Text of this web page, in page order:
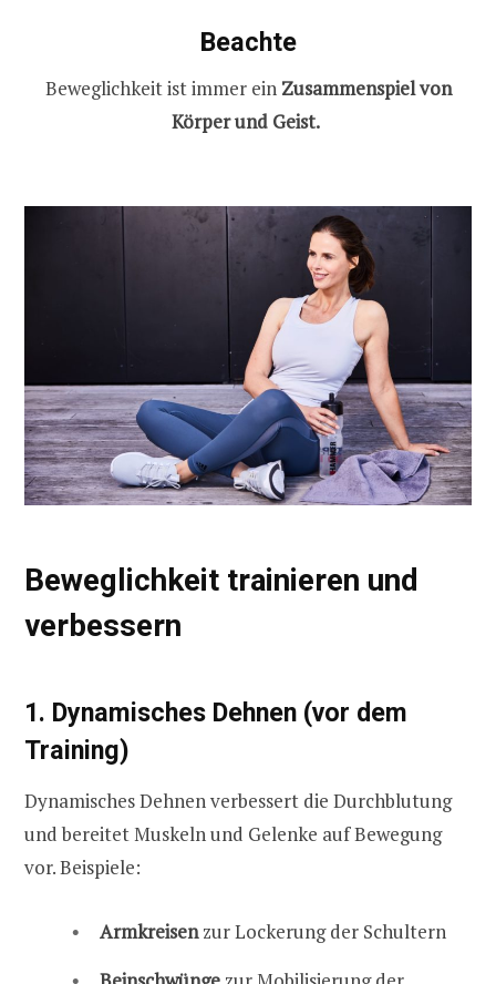
Beachte
Beweglichkeit ist immer ein Zusammenspiel von
Körper und Geist.
Beweglichkeit trainieren und
verbessern
1. Dynamisches Dehnen (vor dem
Training)
Dynamisches Dehnen verbessert die Durchblutung
und bereitet Muskeln und Gelenke auf Bewegung
vor. Beispiele:
Armkreisenzur Lockerung der Schultern